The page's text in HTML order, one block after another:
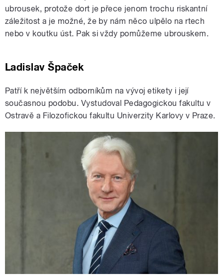
ubrousek, protože dort je přece jenom trochu riskantní
záležitost a je možné, že by nám něco ulpělo na rtech
nebo v koutku úst. Pak si vždy pomůžeme ubrouskem.
Ladislav Špaček
Patří k největším odborníkům na vývoj etikety i její
současnou podobu. Vystudoval Pedagogickou fakultu v
Ostravě a Filozofickou fakultu Univerzity Karlovy v Praze.